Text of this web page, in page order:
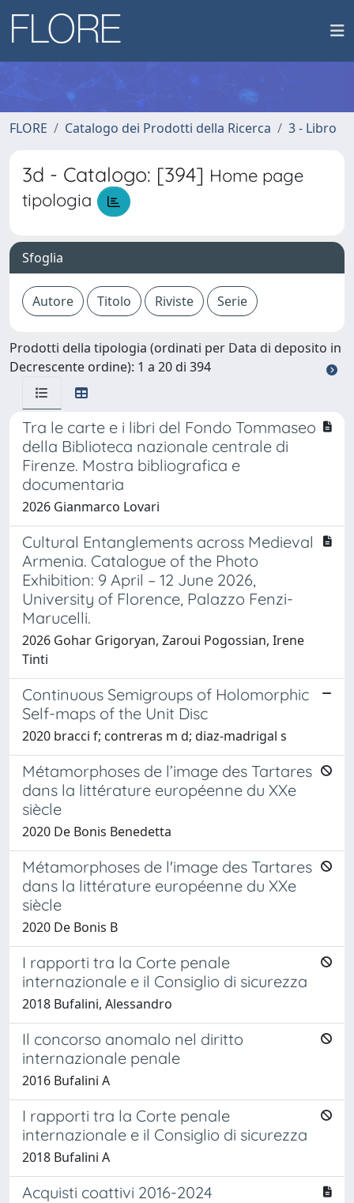
FLORE Catalogo dei Prodotti della Ricerca 3 - Libro
3d - Catalogo: [394] Home page
tipologia
Sfoglia
Prodotti della tipologia (ordinati per Data di deposito in
Decrescente ordine): 1 a 20 di 394
Tra le carte e i libri del Fondo Tommaseo
della Biblioteca nazionale centrale di
Firenze. Mostra bibliografica e
documentaria
2026 Gianmarco Lovari
Cultural Entanglements across Medieval
Armenia. Catalogue of the Photo
Exhibition: 9 April – 12 June 2026,
University of Florence, Palazzo Fenzi-
Marucelli.
2026 Gohar Grigoryan, Zaroui Pogossian, Irene
Tinti
Continuous Semigroups of Holomorphic
Self-maps of the Unit Disc
2020 bracci f; contreras m d; diaz-madrigal s
Métamorphoses de l’image des Tartares
dans la littérature européenne du XXe
siècle
2020 De Bonis Benedetta
Métamorphoses de l'image des Tartares
dans la littérature européenne du XXe
siècle
2020 De Bonis B
I rapporti tra la Corte penale
internazionale e il Consiglio di sicurezza
2018 Bufalini, Alessandro
Il concorso anomalo nel diritto
internazionale penale
2016 Bufalini A
I rapporti tra la Corte penale
internazionale e il Consiglio di sicurezza
2018 Bufalini A
Acquisti coattivi 2016-2024